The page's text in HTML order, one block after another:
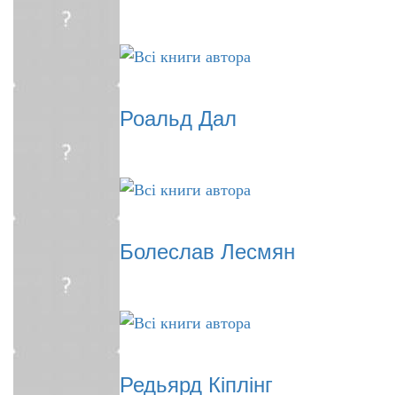
Роальд Дал
Болеслав Лесмян
Редьярд Кіплінг